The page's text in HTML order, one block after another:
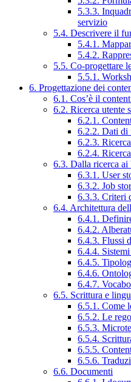
5.3.3.
servizio
5.4. Descrivere il
5.4.1.
5.4.2.
5.5. Co-progettare
5.5.1.
6. Progettazione dei
6.1. Cos’è il
6.2. Ricerca utente
6.2.1.
6.2.2. Dati di
6.2.3.
6.2.4.
6.3. Dalla ricerca
6.3.1. User
6.3.2. Job
6.3.3. Criteri
6.4. Architettura
6.4.1.
6.4.2.
6.4.3. Flussi
6.4.4.
6.4.5.
6.4.6.
6.4.7.
6.5. Scrittura e
6.5.1. Come
6.5.2. Le
6.5.3.
6.5.4.
6.5.5.
6.5.6.
6.6. Documenti